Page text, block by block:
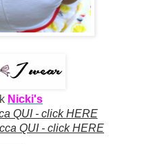
Nicki's
QUI - click HERE
QUI - click HERE